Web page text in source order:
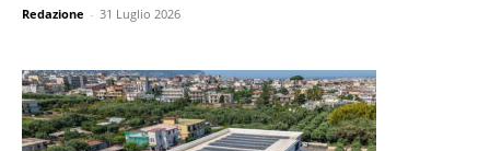
Redazione - 31 Luglio 2026